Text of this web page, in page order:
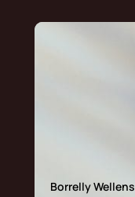
Borrelly